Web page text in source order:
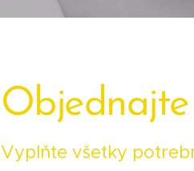
Vyplňte všetky